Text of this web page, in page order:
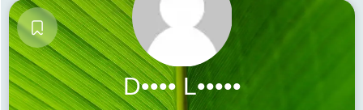
D•••• L•••••